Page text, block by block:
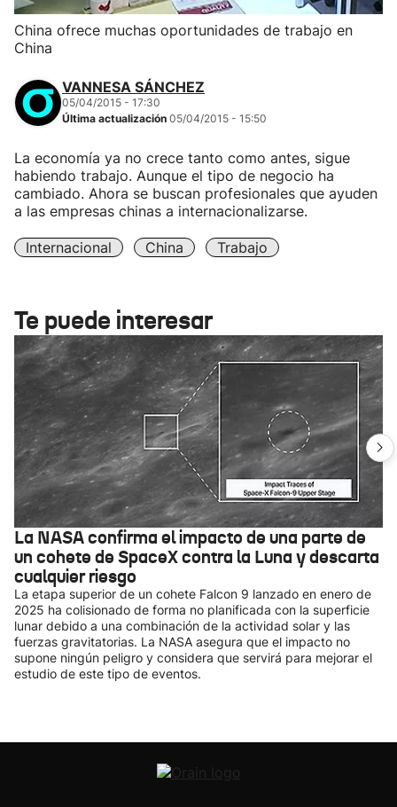
China ofrece muchas oportunidades de trabajo en
China
VANNESA SÁNCHEZ
05/04/2015 - 17:30
Última actualización 05/04/2015 - 15:50
La economía ya no crece tanto como antes, sigue
habiendo trabajo. Aunque el tipo de negocio ha
cambiado. Ahora se buscan profesionales que ayuden
a las empresas chinas a internacionalizarse.
Internacional China Trabajo
Te puede interesar
La NASA confirma el impacto de una parte de
un cohete de SpaceX contra la Luna y descarta
cualquier riesgo
La etapa superior de un cohete Falcon 9 lanzado en enero de
2025 ha colisionado de forma no planificada con la superficie
lunar debido a una combinación de la actividad solar y las
fuerzas gravitatorias. La NASA asegura que el impacto no
supone ningún peligro y considera que servirá para mejorar el
estudio de este tipo de eventos.